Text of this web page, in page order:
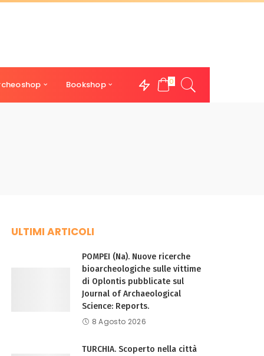
Bookshop 0
ULTIMI ARTICOLI
POMPEI (Na). Nuove ricerche
bioarcheologiche sulle vittime
di Oplontis pubblicate sul
Journal of Archaeological
Science: Reports.
8 Agosto 2026
TURCHIA. Scoperto nella città